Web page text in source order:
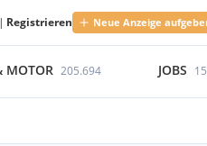
| Registrieren Neue Anzeige
MOTOR 205.694 JOBS